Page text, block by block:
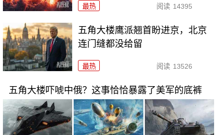
最热 阅读 14395
五角大楼鹰派翘首盼进京，北京
连门缝都没给留
最热 阅读 13526
五角大楼吓唬中俄？这事恰恰暴露了美军的底裤